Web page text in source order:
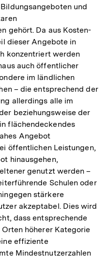
und
gehört. Da aus Kosten-
dieser Angebote in
konzentriert werden
auch öffentlicher
im ländlichen
– die entsprechend der
allerdings alle im
beziehungsweise der
flächendeckendes
Angebot
öffentlichen Leistungen,
hinausgehen,
genutzt werden –
Schulen oder
stärkere
akzeptabel. Dies wird
dass entsprechende
höherer Kategorie
effiziente
Mindestnutzerzahlen